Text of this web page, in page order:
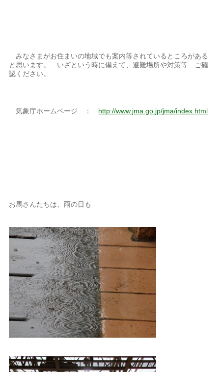
みなさまがお住まいの地域でも案内等されているところがある
と思います。 いざという時に備えて、避難場所や対策等 ご確
認ください。
気象庁ホームページ ： http://www.jma.go.jp/jma/index.html
お馬さんたちは、雨の日も